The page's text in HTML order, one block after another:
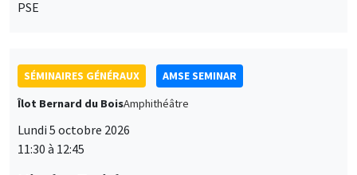
PSE
SÉMINAIRES GÉNÉRAUX
AMSE SEMINAR
Îlot Bernard du BoisAmphithéâtre
Lundi 5 octobre 2026
11:30 à 12:45